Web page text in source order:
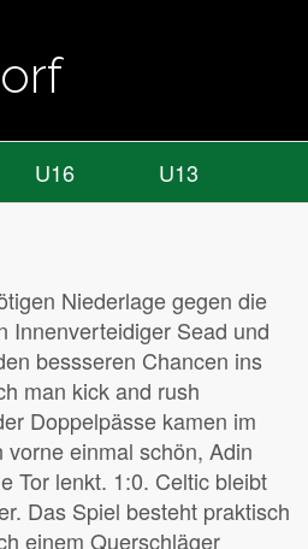
U16 U13
Niederlage gegen die
Innenverteidiger Sead und
bessseren Chancen ins
man kick and rush
Doppelpässe kamen im
einmal schön, Adin
Tor lenkt. 1:0. Celtic bleibt
Das Spiel besteht praktisch
einem Querschläger